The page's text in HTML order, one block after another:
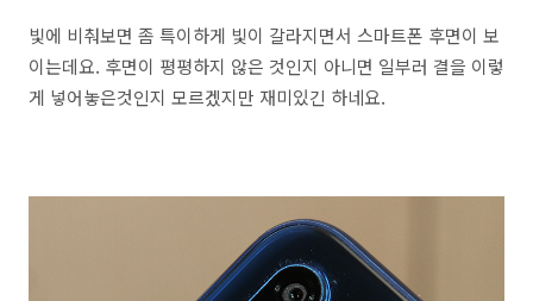
빛에 비춰보면 좀 특이하게 빛이 갈라지면서 스마트폰 후면이 보
이는데요. 후면이 평평하지 않은 것인지 아니면 일부러 결을 이렇
게 넣어놓은것인지 모르겠지만 재미있긴 하네요.